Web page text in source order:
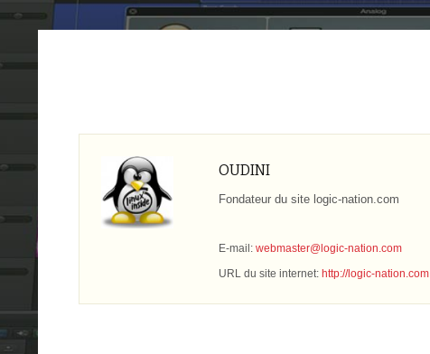
OUDINI
Fondateur du site logic-nation.com
E-mail: webmaster@logic-nation.com
URL du site internet: http://logic-nation.com